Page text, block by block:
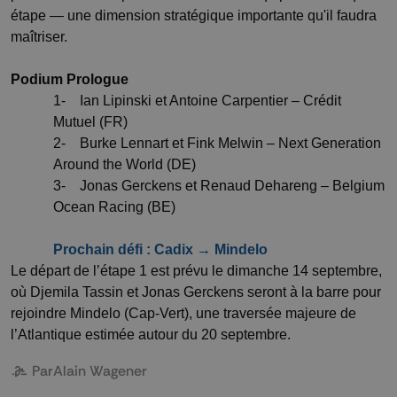
étape — une dimension stratégique importante qu'il faudra
maîtriser.
Podium Prologue
1- Ian Lipinski et Antoine Carpentier – Crédit
Mutuel (FR)
2- Burke Lennart et Fink Melwin – Next Generation
Around the World (DE)
3- Jonas Gerckens et Renaud Dehareng – Belgium
Ocean Racing (BE)
Prochain défi : Cadix → Mindelo
Le départ de l’étape 1 est prévu le dimanche 14 septembre,
où Djemila Tassin et Jonas Gerckens seront à la barre pour
rejoindre Mindelo (Cap-Vert), une traversée majeure de
l’Atlantique estimée autour du 20 septembre.
ParAlain Wagener